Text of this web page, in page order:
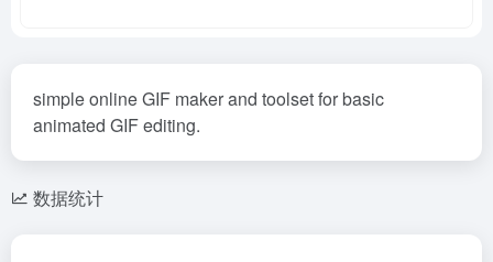
simple online GIF maker and toolset for basic
animated GIF editing.
数据统计